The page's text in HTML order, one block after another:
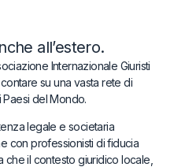
allʼestero.
Internazionale Giuristi
su una vasta rete di
del Mondo.
legale e societaria
con professionisti di fiducia
che il contesto giuridico locale,